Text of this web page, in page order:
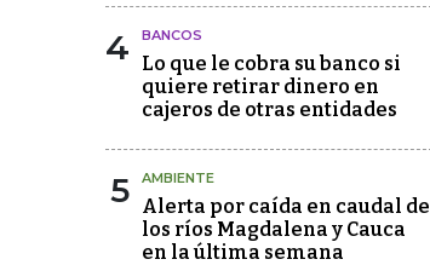
4 BANCOS
Lo que le cobra su banco si
quiere retirar dinero en
cajeros de otras entidades
5 AMBIENTE
Alerta por caída en caudal de
los ríos Magdalena y Cauca
en la última semana